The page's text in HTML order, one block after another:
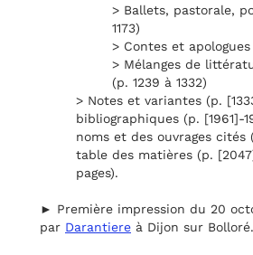
> Ballets, pastorale,
1173)
> Contes et apologues
> Mélanges de
(p. 1239 à 1332)
> Notes et variantes (p.
bibliographiques (p. [1961]-
noms et des ouvrages cités
table des matières (p.
pages).
► Première impression du 20
par Darantiere à Dijon sur Bolloré.